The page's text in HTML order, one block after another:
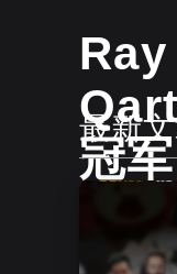
Ray
冠军
最新